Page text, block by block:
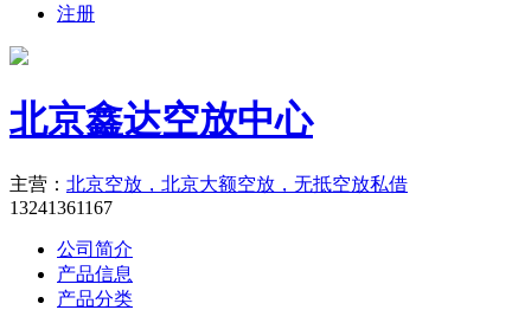
注册
北京鑫达空放中心
主营： 北京空放，北京大额空放，无抵空放私借
13241361167
公司简介
产品信息
产品分类